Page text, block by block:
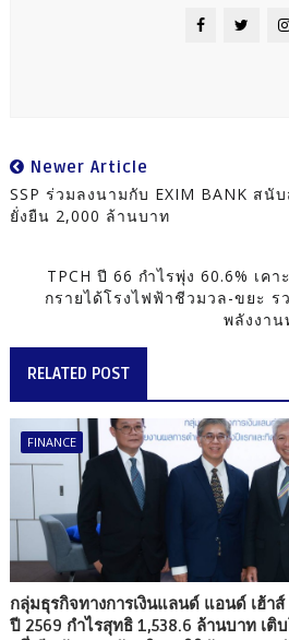
Newer Article
SSP ร่วมลงนามกับ EXIM BANK ส
ยั่งยืน 2,000 ล้านบาท
TPCH ปี 66 กำไรพุ่ง 60.6% เ
กรายได้โรงไฟฟ้าชีวมวล-ขยะ ร
พลังงา
RELATED POST
FINANCE
กลุ่มธุรกิจทางการเงินแลนด์ แอนด์ เฮ้า
ปี 2569 กำไรสุทธิ 1,538.6 ล้านบาท เติ